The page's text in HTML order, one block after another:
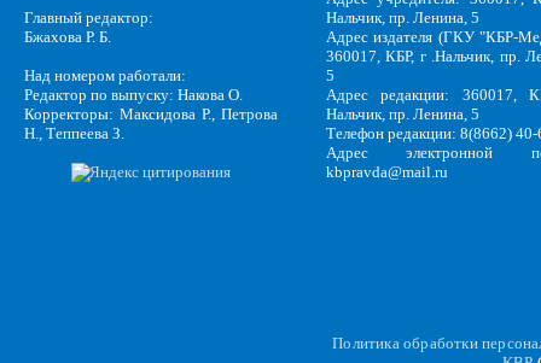
Главный редактор:
Бжахова Р. Б.
Над номером работали:
Редактор по выпуску: Накова О.
Корректоры: Максидова Р., Петрова
Н., Теппеева З.
Нальчик, пр. Ленина, 5
Адрес издателя (ГКУ "КБР-
360017, КБР, г .Нальчик, пр.
5
Адрес редакции: 360017,
Нальчик, пр. Ленина, 5
Телефон редакции: 8(8662)
Адрес электронной
kbpravda@mail.ru
Политика обработки